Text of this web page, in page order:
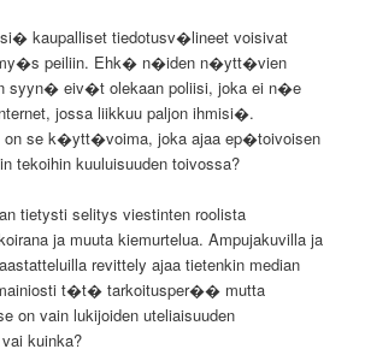
kaupalliset tiedotusv�lineet voisivat
peiliin. Ehk� n�iden n�ytt�vien
syyn� eiv�t olekaan poliisi, joka ei n�e
jossa liikkuu paljon ihmisi�.
se k�ytt�voima, joka ajaa ep�toivoisen
tekoihin kuuluisuuden toivossa?
tietysti selitys viestinten roolista
ja muuta kiemurtelua. Ampujakuvilla ja
revittely ajaa tietenkin median
t�t� tarkoitusper�� mutta
on vain lukijoiden uteliaisuuden
kuinka?